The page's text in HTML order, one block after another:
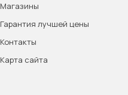
Магазины
Гарантия лучшей цены
Контакты
Карта сайта